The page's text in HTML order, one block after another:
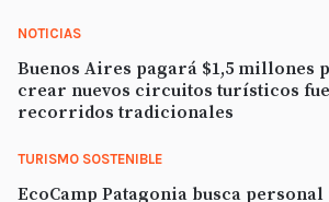
NOTICIAS
Buenos Aires pagará $1,5 millones
crear nuevos circuitos turísticos
recorridos tradicionales
TURISMO SOSTENIBLE
EcoCamp Patagonia busca